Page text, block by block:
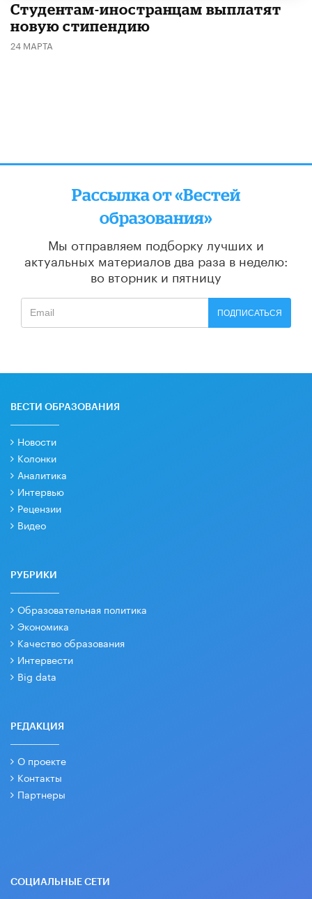
Студентам-иностранцам выплатят
новую стипендию
24 МАРТА
Рассылка от «Вестей
образования»
Мы отправляем подборку лучших и
актуальных материалов два раза в неделю:
во вторник и пятницу
ПОДПИСАТЬСЯ
ВЕСТИ ОБРАЗОВАНИЯ
Новости
Колонки
Аналитика
Интервью
Рецензии
Видео
РУБРИКИ
Образовательная политика
Экономика
Качество образования
Интервести
Big data
РЕДАКЦИЯ
О проекте
Контакты
Партнеры
СОЦИАЛЬНЫЕ СЕТИ